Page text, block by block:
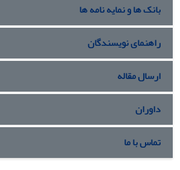
بانک ها و نمایه نامه ها
راهنمای نویسندگان
ارسال مقاله
داوران
تماس با ما